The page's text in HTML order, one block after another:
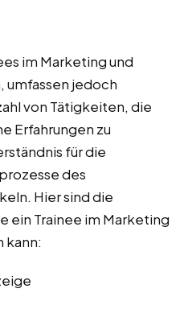
im Marketing und
umfassen jedoch
von Tätigkeiten, die
Erfahrungen zu
für die
des
Hier sind die
ein Trainee im Marketing
kann: